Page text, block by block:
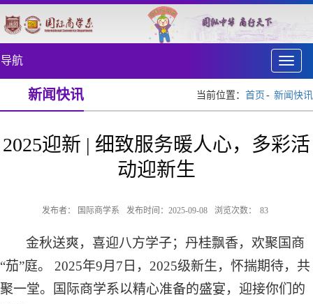
导航
Toggle
新闻快讯 当前位置： 首页 新闻快讯
2025迎新 | 细致服务暖人心，多彩活
动迎新生
发布者： 国际商学系 发布时间：2025-09-08 浏览次数： 83
金秋送爽，喜迎八方学子；丹桂飘香，欢聚国商
“茄”庭。 2025年9月 7 日， 2025级新生，怀揣期待，共
聚一堂。国际商学系以精心准备的盛宴，迎接你们的